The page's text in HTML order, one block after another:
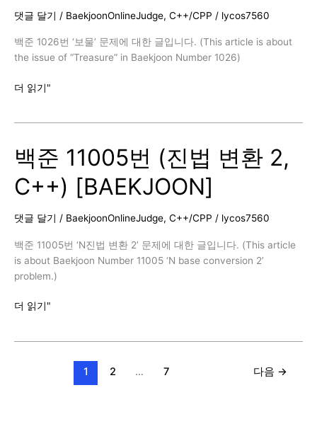
C++)
[BAEKJOON]
댓글 달기 / BaekjoonOnlineJudge, C++/CPP / lycos7560
백준 1026번 ‘보물’ 문제에 대한 글입니다. (This article is about
the issue of “Treasure” in Baekjoon Number 1026)
백
(보
물,
C++)
[BAEKJOON]
더 읽기"
백준 11005번 (진법 변환 2,
C++) [BAEKJOON]
댓글 달기 / BaekjoonOnlineJudge, C++/CPP / lycos7560
백준 11005번 ‘N진법 변환 2’ 문제에 대한 글입니다. (This article
is about Baekjoon Number 11005 ‘N base conversion 2’
problem.)
백
더 읽기"
1 2 … 7 다음 →